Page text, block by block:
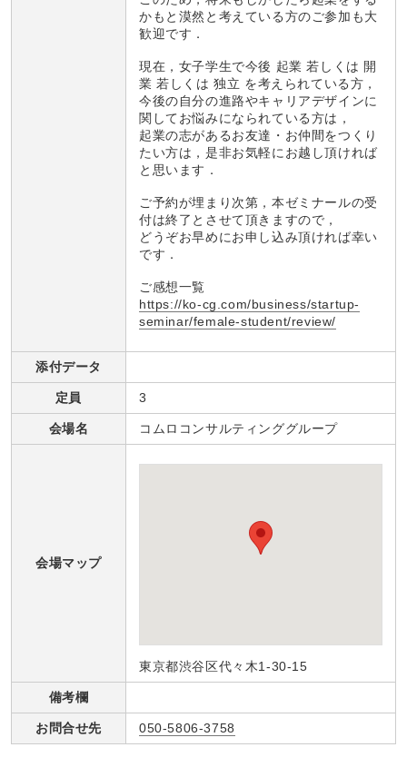
かもと漠然と考えている方のご参加も大
歓迎です．
現在，女子学生で今後 起業 若しくは 開
業 若しくは 独立 を考えられている方，
今後の自分の進路やキャリアデザインに
関してお悩みになられている方は，
起業の志があるお友達・お仲間をつくり
たい方は，是非お気軽にお越し頂ければ
と思います．
ご予約が埋まり次第，本ゼミナールの受
付は終了とさせて頂きますので，
どうぞお早めにお申し込み頂ければ幸い
です．
ご感想一覧
https://ko-cg.com/business/startup-
seminar/female-student/review/
添付データ
定員 3
会場名 コムロコンサルティンググループ
会場マップ
東京都渋谷区代々木1-30-15
備考欄
お問合せ先 050-5806-3758